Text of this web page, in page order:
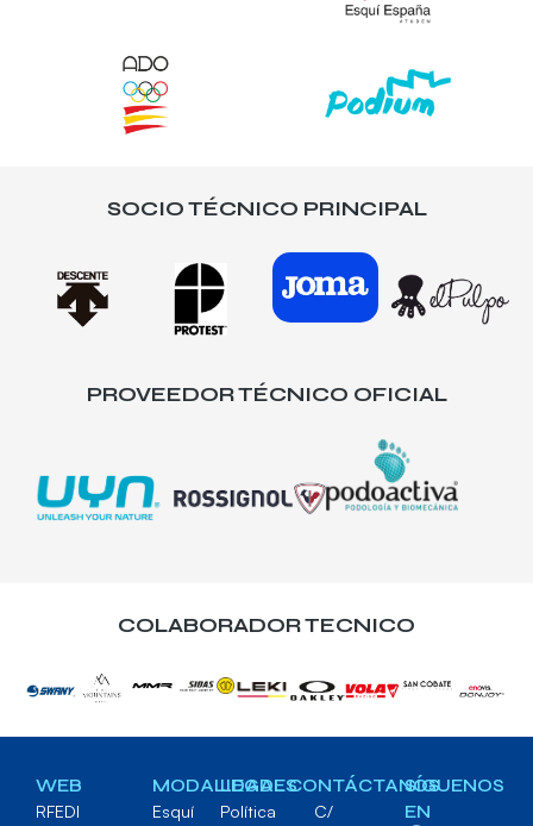
SOCIO TÉCNICO PRINCIPAL
PROVEEDOR TÉCNICO OFICIAL
COLABORADOR TECNICO
WEB
RFEDI
MODALIDADES
Esquí
LEGAL
Política
CONTÁCTANOS
C/
SÍGUENOS
EN